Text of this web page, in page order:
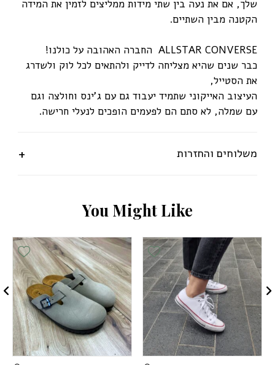
שלך, אם את נעה בין שתי מידות ממליצים לזמין את המידה
הקטנה מבין השתיים.
ALLSTAR CONVERSE החברה האהובה על כולנו!
כבר שנים שהיא מצליחה לדייק ולהתאים לכל לוק ולשדרג
את הסטייל,
העיצוב האייקוני שתמיד יעבוד גם עם ג'ינס וחולצה וגם
עם שמלה, לא סתם הם לפעמים הופכים לנעלי חרישה.
משלוחים והחזרות
You Might Like
Add
Add Wishlist